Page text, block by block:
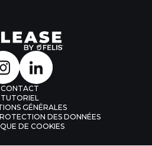
CONTACT
TUTORIEL
GÉNÉRALES
DES DONNÉES
DE COOKIES